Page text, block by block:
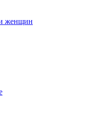
женщин